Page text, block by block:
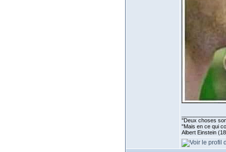
''Deux choses
"Mais en ce qui
Albert Einstein